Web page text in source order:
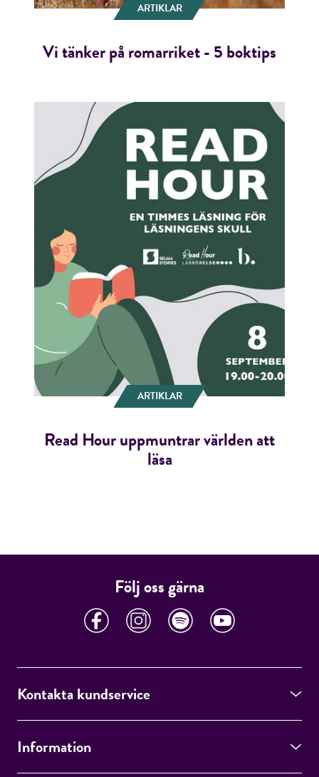
ARTIKLAR
Vi tänker på romarriket - 5 boktips
ARTIKLAR
Read Hour uppmuntrar världen att
läsa
Följ oss gärna
Kontakta kundservice
Information